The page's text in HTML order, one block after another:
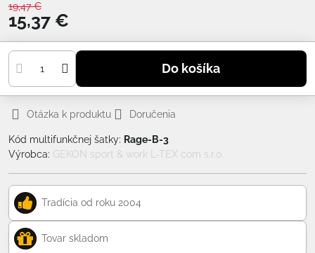
19,47 €
15,37 €
Do košíka
Otázka k produktu Doručenia
Kód multifunkčnej šatky: Rage-B-3
Výrobca: GEKON sport & work L-TEX com s.r.o.
Tradícia od roku 2004
Tovar skladom